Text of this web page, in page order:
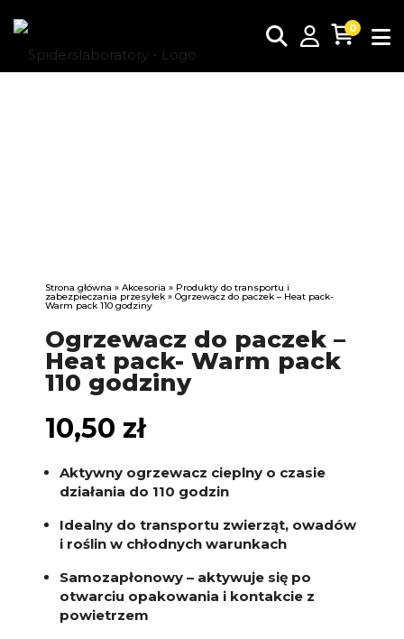
0
Strona główna » Akcesoria » Produkty do transportu i
zabezpieczania przesyłek » Ogrzewacz do paczek – Heat pack-
Warm pack 110 godziny
Ogrzewacz do paczek –
Heat pack- Warm pack
110 godziny
10,50 zł
Aktywny ogrzewacz cieplny o czasie
działania do 110 godzin
Idealny do transportu zwierząt, owadów
i roślin w chłodnych warunkach
Samozapłonowy – aktywuje się po
otwarciu opakowania i kontakcie z
powietrzem